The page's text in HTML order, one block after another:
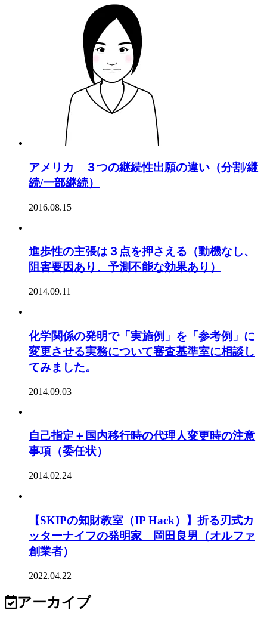
アメリカ ３つの継続性出願の違い（分割/継
続/一部継続）
2016.08.15
進歩性の主張は３点を押さえる（動機なし、
阻害要因あり、予測不能な効果あり）
2014.09.11
化学関係の発明で「実施例」を「参考例」に
変更させる実務について審査基準室に相談し
てみました。
2014.09.03
自己指定＋国内移行時の代理人変更時の注意
事項（委任状）
2014.02.24
【SKIPの知財教室（IP Hack）】折る刃式カ
ッターナイフの発明家 岡田良男（オルファ
創業者）
2022.04.22
アーカイブ